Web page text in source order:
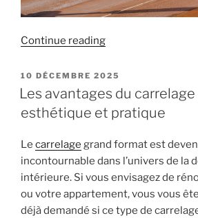
Continue reading« Comment
et
préserver
vos
bois
durablement
POSTED
ON
10 DÉCEMBRE 2025
Les avantages du
esthétique et pratique
Le carrelage grand format est
incontournable dans l’univers de la
intérieure. Si vous envisagez de
ou votre appartement, vous vous
déjà demandé si ce type de